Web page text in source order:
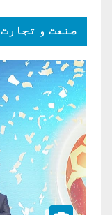
صنعت و تجارت